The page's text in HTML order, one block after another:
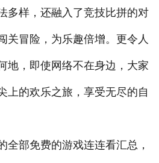
多样，还融入了竞技比拼的对
关冒险，为乐趣倍增。更令人
地，即使网络不在身边，大家
上的欢乐之旅，享受无尽的自
部免费的游戏连连看汇总，